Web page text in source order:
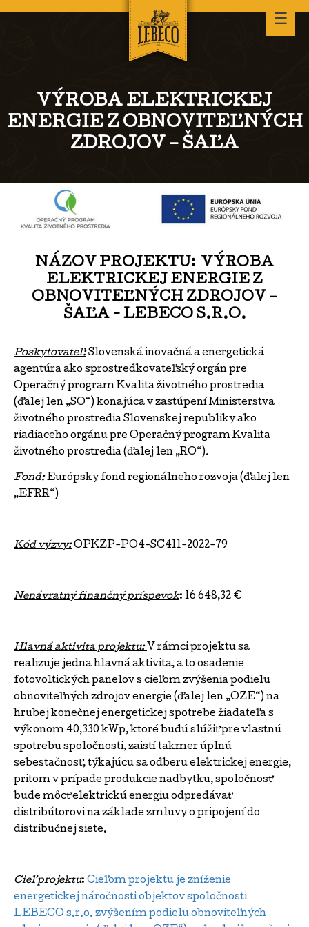
☰
VÝROBA ELEKTRICKEJ
ENERGIE Z OBNOVITEĽNÝCH
ZDROJOV – ŠAĽA
NÁZOV PROJEKTU: VÝROBA
ELEKTRICKEJ ENERGIE Z
OBNOVITEĽNÝCH ZDROJOV –
ŠAĽA - LEBECO S.R.O.
Poskytovateľ:Slovenská inovačná a energetická
agentúra ako sprostredkovateľský orgán pre
Operačný program Kvalita životného prostredia
(ďalej len „SO“) konajúca v zastúpení Ministerstva
životného prostredia Slovenskej republiky ako
riadiaceho orgánu pre Operačný program Kvalita
životného prostredia (ďalej len „RO“).
Fond:Európsky fond regionálneho rozvoja (ďalej len
„EFRR“)
Kód výzvy:OPKZP-PO4-SC411-2022-79
Nenávratný finančný príspevok: 16 648,32 €
Hlavná aktivita projektu: V rámci projektu sa
realizuje jedna hlavná aktivita, a to osadenie
fotovoltických panelov s cieľom zvýšenia podielu
obnoviteľných zdrojov energie (ďalej len „OZE“) na
hrubej konečnej energetickej spotrebe žiadateľa s
výkonom 40,330 kWp, ktoré budú slúžiť pre vlastnú
spotrebu spoločnosti, zaistí takmer úplnú
sebestačnosť, týkajúcu sa odberu elektrickej energie,
pritom v prípade produkcie nadbytku, spoločnosť
bude môcť elektrickú energiu odpredávať
distribútorovi na základe zmluvy o pripojení do
distribučnej siete.
Cieľ projektu: Cieľom projektu je zníženie
energetickej náročnosti objektov spoločnosti
LEBECO s.r.o. zvýšením podielu obnoviteľných